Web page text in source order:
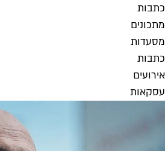
כתבות
מתכונים
מסעדות
כתבות
אירועים
עסקאות